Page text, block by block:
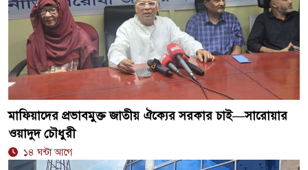
মাফিয়াদের প্রভাবমুক্ত জাতীয় ঐক্যের সরকার চাই—সারোয়ার
ওয়াদুদ চৌধুরী
১৪ ঘন্টা আগে